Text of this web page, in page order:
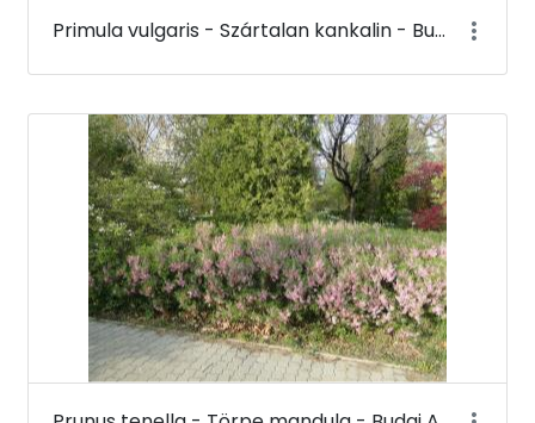
Primula vulgaris - Szártalan kankalin - Budai Arborétum